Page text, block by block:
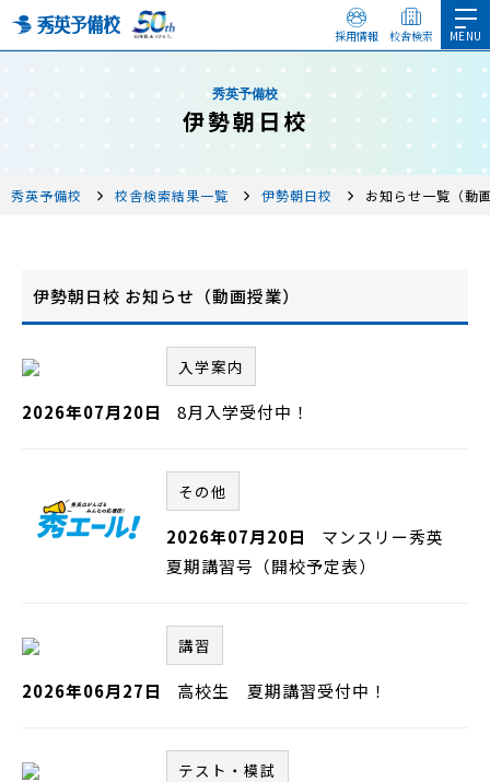
採用情報 校舎検索
秀英予備校
伊勢朝日校
秀英予備校 校舎検索結果一覧 伊勢朝日校 お知らせ一覧（動
伊勢朝日校 お知らせ（動画授業）
入学案内
2026年07月20日 8月入学受付中！
その他
2026年07月20日
マンスリー秀英
夏期講習号（開校予定表）
講習
2026年06月27日 高校生 夏期講習受付中！
テスト・模試